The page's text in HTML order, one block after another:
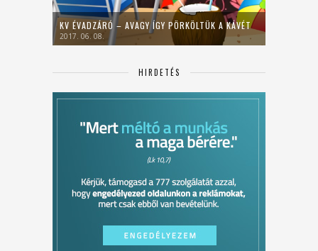
KV ÉVADZÁRÓ – AVAGY ÍGY PÖRKÖLTÜK A KÁVÉT
2017. 06. 08.
HIRDETÉS